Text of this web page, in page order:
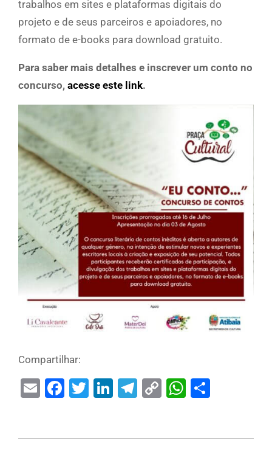
trabalhos em sites e plataformas digitais do
projeto e de seus parceiros e apoiadores, no
formato de e-books para download gratuito.
Para saber mais detalhes e inscrever um conto no
concurso, acesse este link.
Compartilhar:
EmailFacebook
Twitter
LinkedIn
Telegram
Copy